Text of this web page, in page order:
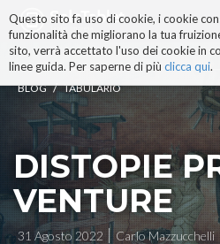
Questo sito fa uso di cookie, i cookie
funzionalità che migliorano la tua
sito, verrà accettato l'uso dei cookie in
linee guida. Per saperne di più clicca qui.
ai
contenuti.
|
alla
navigazione
BLOG / TABULARIO
DISTOPIE
VENTURE
31 Agosto 2022 Carlo Mazzucchelli